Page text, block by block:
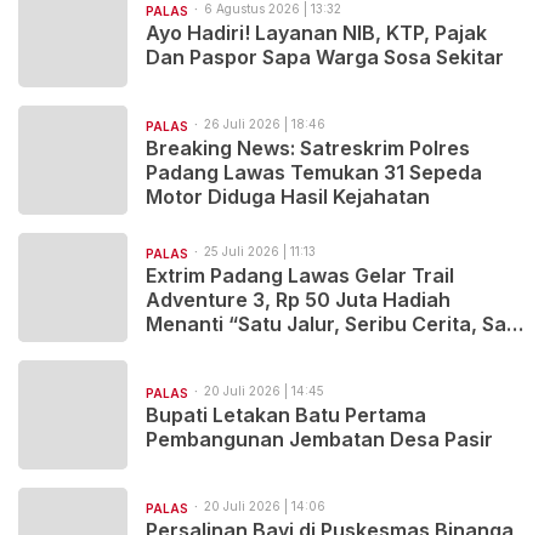
PALAS 6 Agustus 2026 | 13:32
Ayo Hadiri! Layanan NIB, KTP, Pajak
Dan Paspor Sapa Warga Sosa Sekitar
PALAS 26 Juli 2026 | 18:46
Breaking News: Satreskrim Polres
Padang Lawas Temukan 31 Sepeda
Motor Diduga Hasil Kejahatan
PALAS 25 Juli 2026 | 11:13
Extrim Padang Lawas Gelar Trail
Adventure 3, Rp 50 Juta Hadiah
Menanti “Satu Jalur, Seribu Cerita, Satu
PALAS 20 Juli 2026 | 14:45
Bupati Letakan Batu Pertama
Pembangunan Jembatan Desa Pasir
PALAS 20 Juli 2026 | 14:06
Persalinan Bayi di Puskesmas Binanga